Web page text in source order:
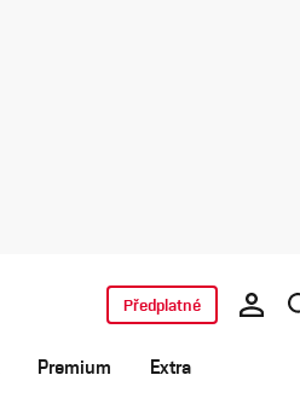
Premium Extra
Předplatné